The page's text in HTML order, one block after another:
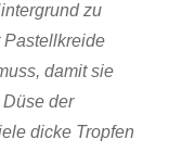
zu
Pastellkreide
damit sie
der
dicke Tropfen